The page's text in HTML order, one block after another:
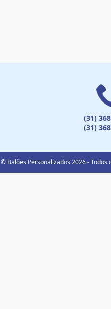
(31)
(31)
© Balões Personalizados 2026 - Todos